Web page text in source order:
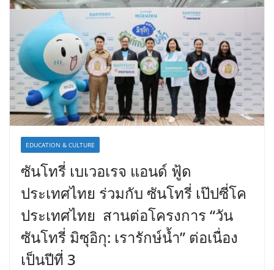
EDUCATION & CULTURE
ซันโทรี่ เบเวอเรจ แอนด์ ฟู้ด
ประเทศไทย ร่วมกับ ซันโทรี่ เป๊ปซี่โค
ประเทศไทย สานต่อโครงการ “วัน
ซันโทรี่ มิซุอิกุ: เรารักษ์น้ำ” ต่อเนื่อง
เป็นปีที่ 3